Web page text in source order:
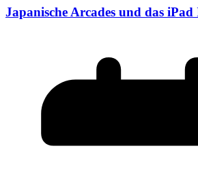
Japanische Arcades und das